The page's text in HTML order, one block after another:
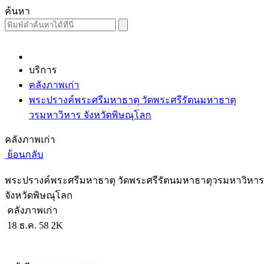
ค้นหา
บริการ
คลังภาพเก่า
พระปรางค์พระศรีมหาธาตุ วัดพระศรีรัตนมหาธาตุ
วรมหาวิหาร จังหวัดพิษณุโลก
คลังภาพเก่า
ย้อนกลับ
พระปรางค์พระศรีมหาธาตุ วัดพระศรีรัตนมหาธาตุวรมหาวิหาร
จังหวัดพิษณุโลก
คลังภาพเก่า
18 ธ.ค. 58 2K